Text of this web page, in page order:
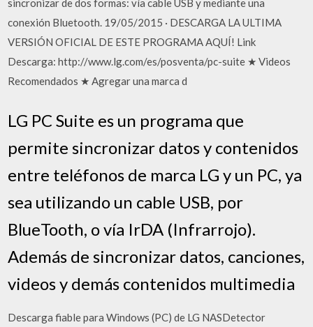
sincronizar de dos formas: vía cable USB y mediante una
conexión Bluetooth. 19/05/2015 · DESCARGA LA ULTIMA
VERSIÓN OFICIAL DE ESTE PROGRAMA AQUÍ! Link
Descarga: http://www.lg.com/es/posventa/pc-suite ★ Videos
Recomendados ★ Agregar una marca d
LG PC Suite es un programa que
permite sincronizar datos y contenidos
entre teléfonos de marca LG y un PC, ya
sea utilizando un cable USB, por
BlueTooth, o vía IrDA (Infrarrojo).
Además de sincronizar datos, canciones,
videos y demás contenidos multimedia
Descarga fiable para Windows (PC) de LG NASDetector